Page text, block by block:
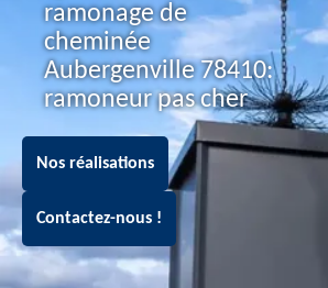
ramonage de
cheminée
Aubergenville 78410:
ramoneur pas cher
Nos réalisations
Contactez-nous !